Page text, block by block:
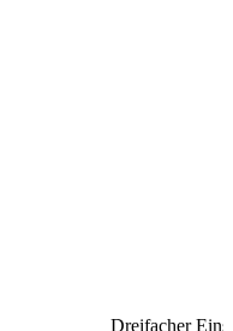
Dreifacher